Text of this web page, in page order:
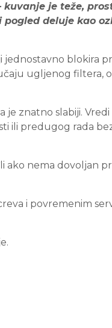
je teže,
deluje kao
jednostavno blokira
ugljenog filtera,
znatno slabiji.
ili predugog rada
ako nema dovoljan
i povremenim